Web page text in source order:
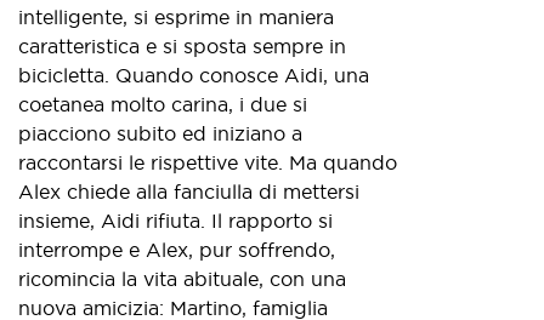
intelligente, si esprime in maniera
caratteristica e si sposta sempre in
bicicletta. Quando conosce Aidi, una
coetanea molto carina, i due si
piacciono subito ed iniziano a
raccontarsi le rispettive vite. Ma quando
Alex chiede alla fanciulla di mettersi
insieme, Aidi rifiuta. Il rapporto si
interrompe e Alex, pur soffrendo,
ricomincia la vita abituale, con una
nuova amicizia: Martino, famiglia